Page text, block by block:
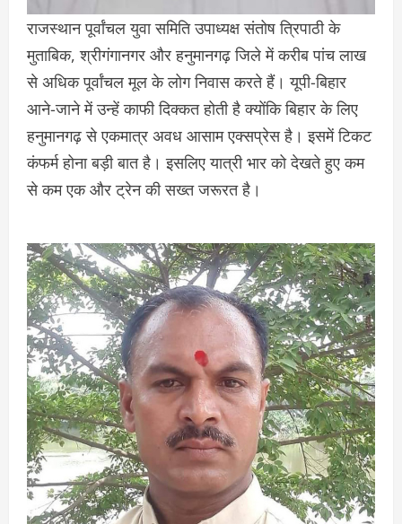
राजस्थान पूर्वांचल युवा समिति उपाध्यक्ष संतोष त्रिपाठी के
मुताबिक, श्रीगंगानगर और हनुमानगढ़ जिले में करीब पांच लाख
से अधिक पूर्वांचल मूल के लोग निवास करते हैं। यूपी-बिहार
आने-जाने में उन्हें काफी दिक्कत होती है क्योंकि बिहार के लिए
हनुमानगढ़ से एकमात्र अवध आसाम एक्सप्रेस है। इसमें टिकट
कंफर्म होना बड़ी बात है। इसलिए यात्री भार को देखते हुए कम
से कम एक और ट्रेन की सख्त जरूरत है।